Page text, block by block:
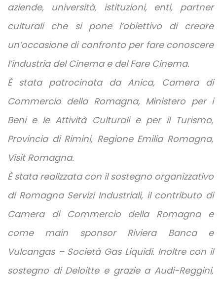
aziende, università, istituzioni, enti, partner
culturali
che si pone l’obiettivo di creare
un’occasione di confronto per fare conoscere
l’industria del Cinema e del Fare Cinema.
È stata patrocinata da Anica, Camera di
Commercio della Romagna, Ministero per i
Beni e le Attività Culturali e per il Turismo,
Provincia di Rimini, Regione Emilia Romagna,
Visit Romagna.
È stata realizzata con il sostegno organizzativo
di Romagna Servizi Industriali, il contributo di
Camera di Commercio della Romagna e
come main sponsor Riviera Banca e
Vulcangas – Società Gas Liquidi. Inoltre con il
sostegno diDeloitte e grazie a Audi-Reggini,